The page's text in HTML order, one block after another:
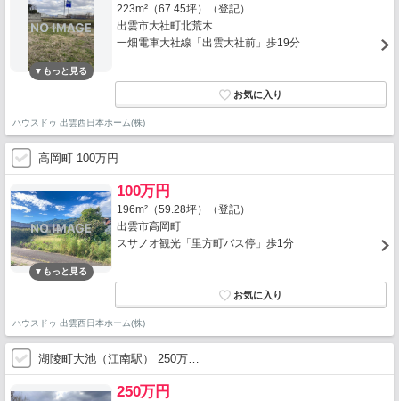
223m²（67.45坪）（登記）
出雲市大社町北荒木
一畑電車大社線「出雲大社前」歩19分
ハウスドゥ 出雲西日本ホーム(株)
高岡町 100万円
100万円
196m²（59.28坪）（登記）
出雲市高岡町
スサノオ観光「里方町バス停」歩1分
ハウスドゥ 出雲西日本ホーム(株)
湖陵町大池（江南駅） 250万…
250万円